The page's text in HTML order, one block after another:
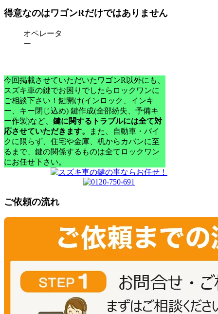
得意なのはワゴンRだけではありません
オペレータ
ー
今回掲載させていただいたワゴンR以外にも、
スズキ車の鍵でお困りでしたらロックワンに
ご相談下さい！ 鍵開け(インロック、インキ
ー、キー閉じ込め) 鍵作成(全部紛失、予備キ
ー作製)など、 鍵に関するトラブルには全て対
応させていただきます。
また、自動車・バイ
クに限らず、住宅や金庫、机からカバンに至
るまで、鍵の関係するものは全てロックワン
にお任せ下さい。
ご依頼の流れ